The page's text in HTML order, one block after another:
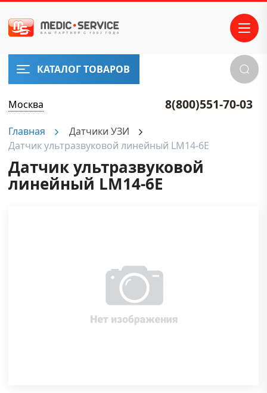
КАТАЛОГ ТОВАРОВ
Москва 8(800)551-70-03
Главная
Датчики УЗИ
Датчик ультразвуковой линейный LM14-6E
Датчик ультразвуковой
линейный LM14-6E